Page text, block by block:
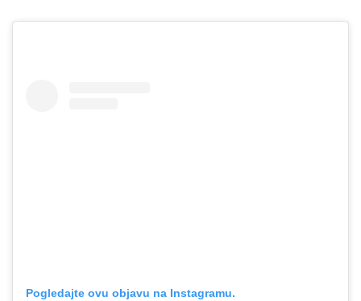
Pogledajte ovu objavu na Instagramu.